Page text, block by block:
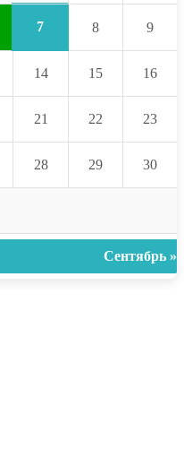
7 8 9
14 15 16
21 22 23
28 29 30
Сентябрь »